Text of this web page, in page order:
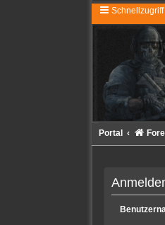
Schnellzugriff
Portal